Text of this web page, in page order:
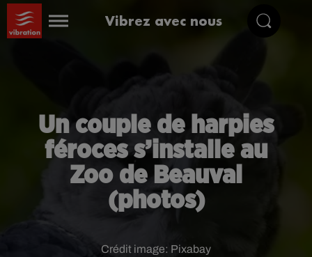
Vibrez avec nous
Un couple de harpies
féroces s’installe au
Zoo de Beauval
(photos)
Crédit image: Pixabay